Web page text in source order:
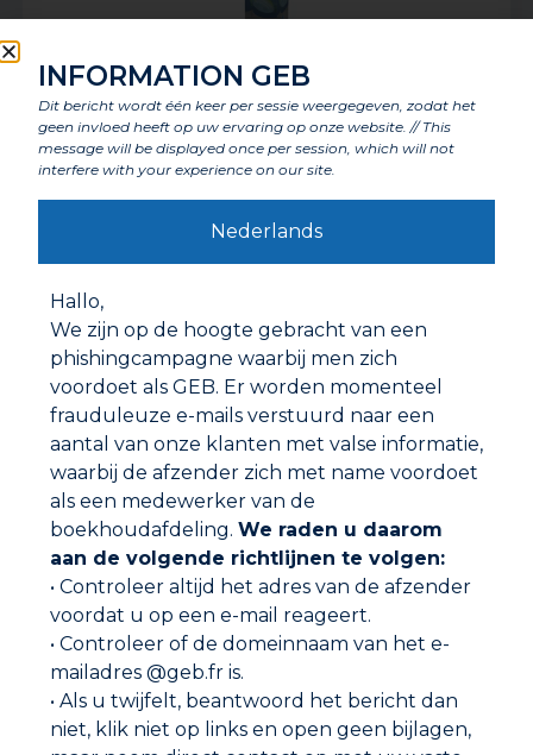
POOL* LEKDETECTIE KIT VOOR ZWEMBAD
POOL* LINER REPARATIEKIT
INFORMATION GEB
Dit bericht wordt één keer per sessie weergegeven, zodat het
geen invloed heeft op uw ervaring op onze website. // This
message will be displayed once per session, which will not
interfere with your experience on our site.
Nederlands
Hallo,
We zijn op de hoogte gebracht van een
phishingcampagne waarbij men zich
voordoet als GEB. Er worden momenteel
frauduleuze e-mails verstuurd naar een
aantal van onze klanten met valse informatie,
waarbij de afzender zich met name voordoet
als een medewerker van de
boekhoudafdeling. We raden u daarom
aan de volgende richtlijnen te volgen:
• Controleer altijd het adres van de afzender
voordat u op een e-mail reageert.
• Controleer of de domeinnaam van het e-
mailadres @geb.fr is.
• Als u twijfelt, beantwoord het bericht dan
niet, klik niet op links en open geen bijlagen,